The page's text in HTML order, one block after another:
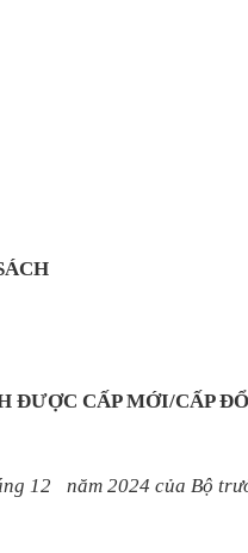
CẤP MỚI/CẤP
12 năm 2024 của Bộ